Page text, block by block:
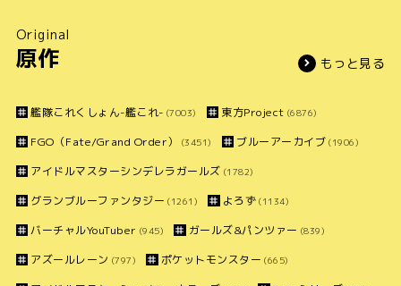
Original
原作 もっと見る
艦隊これくしょん-艦これ- (7003) 東方Project (6876)
FGO（Fate/Grand Order） (3451) ブルーアーカイブ (1906)
アイドルマスターシンデレラガールズ (1782)
グランブルーファンタジー (1261) よろず (1134)
バーチャルYouTuber (945) ガールズ&パンツァー (839)
アズールレーン (797) ポケットモンスター (665)